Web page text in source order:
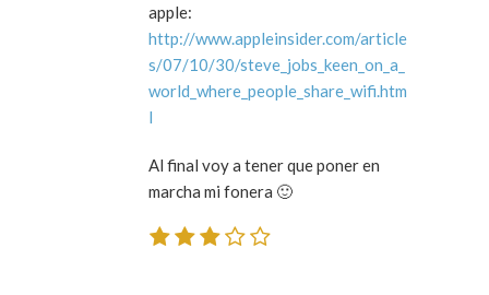
apple:
http://www.appleinsider.com/article
s/07/10/30/steve_jobs_keen_on_a_
world_where_people_share_wifi.htm
l
Al final voy a tener que poner en
marcha mi fonera 🙂